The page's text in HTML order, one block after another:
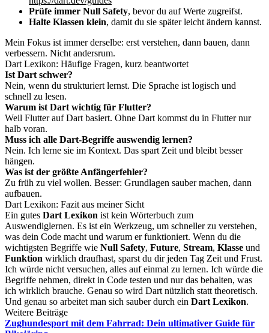
Prüfe immer Null Safety, bevor du auf Werte zugreifst.
Halte Klassen klein, damit du sie später leicht ändern kannst.
Mein Fokus ist immer derselbe: erst verstehen, dann bauen, dann
verbessern. Nicht andersrum.
Dart Lexikon: Häufige Fragen, kurz beantwortet
Ist Dart schwer?
Nein, wenn du strukturiert lernst. Die Sprache ist logisch und
schnell zu lesen.
Warum ist Dart wichtig für Flutter?
Weil Flutter auf Dart basiert. Ohne Dart kommst du in Flutter nur
halb voran.
Muss ich alle Dart-Begriffe auswendig lernen?
Nein. Ich lerne sie im Kontext. Das spart Zeit und bleibt besser
hängen.
Was ist der größte Anfängerfehler?
Zu früh zu viel wollen. Besser: Grundlagen sauber machen, dann
aufbauen.
Dart Lexikon: Fazit aus meiner Sicht
Ein gutes Dart Lexikon ist kein Wörterbuch zum
Auswendiglernen. Es ist ein Werkzeug, um schneller zu verstehen,
was dein Code macht und warum er funktioniert. Wenn du die
wichtigsten Begriffe wie Null Safety, Future, Stream, Klasse und
Funktion wirklich draufhast, sparst du dir jeden Tag Zeit und Frust.
Ich würde nicht versuchen, alles auf einmal zu lernen. Ich würde die
Begriffe nehmen, direkt in Code testen und nur das behalten, was
ich wirklich brauche. Genau so wird Dart nützlich statt theoretisch.
Und genau so arbeitet man sich sauber durch ein Dart Lexikon.
Weitere Beiträge
Zughundesport mit dem Fahrrad: Dein ultimativer Guide für